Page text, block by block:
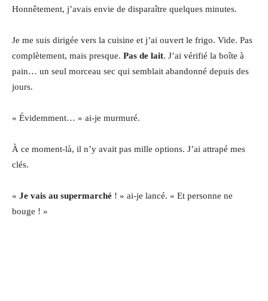
Honnêtement, j’avais envie de disparaître quelques minutes.
Je me suis dirigée vers la cuisine et j’ai ouvert le frigo. Vide. Pas
complètement, mais presque. Pas de lait. J’ai vérifié la boîte à
pain… un seul morceau sec qui semblait abandonné depuis des
jours.
« Évidemment… » ai-je murmuré.
À ce moment-là, il n’y avait pas mille options. J’ai attrapé mes
clés.
« Je vais au supermarché ! » ai-je lancé. « Et personne ne
bouge ! »